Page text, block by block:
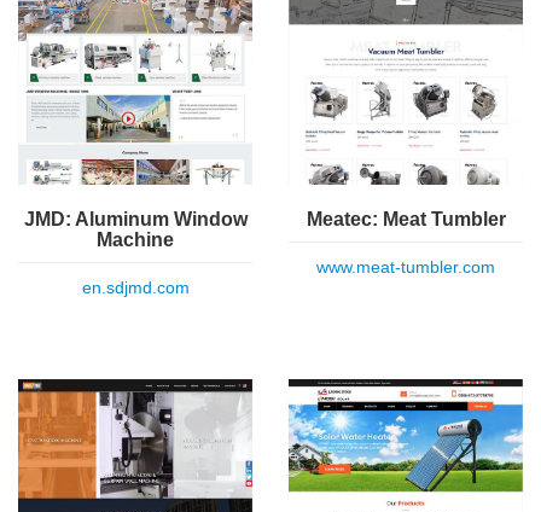
JMD: Aluminum Window
Machine
en.sdjmd.com
Meatec: Meat Tumbler
www.meat-tumbler.com